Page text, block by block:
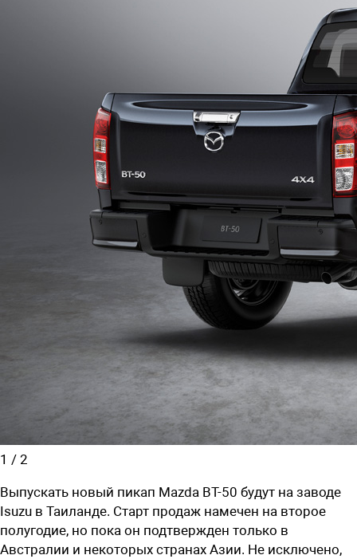
1 / 2
Выпускать новый пикап Mazda BT-50 будут на заводе
Isuzu в Таиланде. Старт продаж намечен на второе
полугодие, но пока он подтвержден только в
Австралии и некоторых странах Азии. Не исключено,